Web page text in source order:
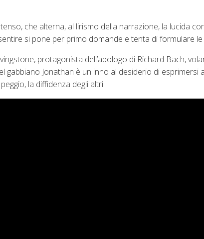
che alterna, al lirismo della narrazione, la lucida
si pone per primo domande e tenta di formulare
protagonista dell’apologo di Richard Bach,
gabbiano Jonathan è un inno al desiderio di
la diffidenza degli altri.